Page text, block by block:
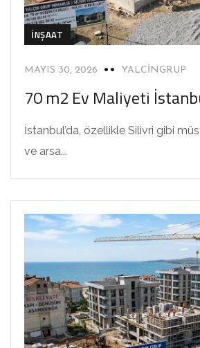
İNŞAAT
MAYIS 30, 2026 YALCINGRUP
70 m2 Ev Maliyeti
İstanbul’da, özellikle Silivri gibi
ve arsa...